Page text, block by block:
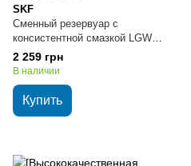
SKF
Сменный резервуар с
консистентной смазкой LGWA
2/SD250 SKF
2 259 грн
В наличии
Купить